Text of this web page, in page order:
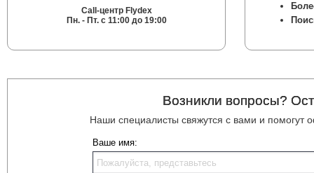
Call-центр Flydex
Пн. - Пт. с 11:00 до 19:00
Возникли вопросы?
Наши специалисты свяжутся с вами и
Ваше имя: